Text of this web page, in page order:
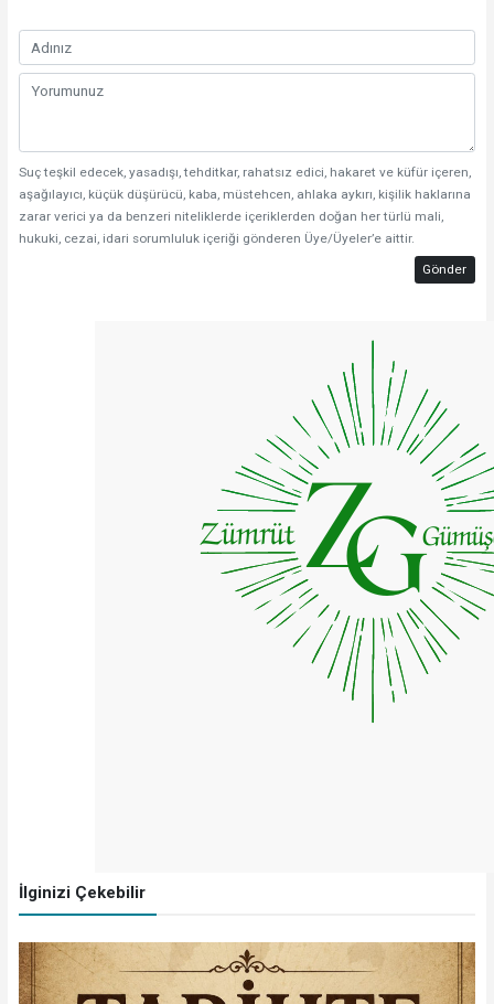
Suç teşkil edecek, yasadışı, tehditkar, rahatsız edici, hakaret ve küfür içeren,
aşağılayıcı, küçük düşürücü, kaba, müstehcen, ahlaka aykırı, kişilik haklarına
zarar verici ya da benzeri niteliklerde içeriklerden doğan her türlü mali,
hukuki, cezai, idari sorumluluk içeriği gönderen Üye/Üyeler’e aittir.
Gönder
İlginizi Çekebilir